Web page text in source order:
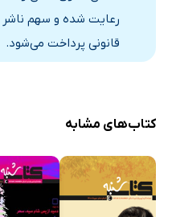
رعایت شده و سهم
قانونی پرداخت می‌شود.
کتاب‌های مشابه